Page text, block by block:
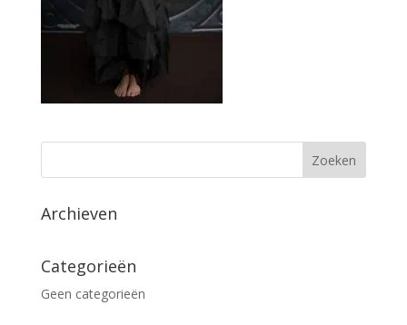
Archieven
Categorieën
Geen categorieën